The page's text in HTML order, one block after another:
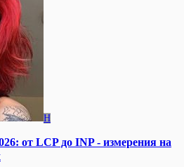
H
от LCP до INP - измерения на